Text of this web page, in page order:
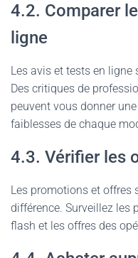
4.2. Comparer
ligne
Les avis et tests en ligne
Des critiques de
peuvent vous donner
faiblesses de chaque
4.3. Vérifier les
Les promotions et offres
différence. Surveillez les
flash et les offres des